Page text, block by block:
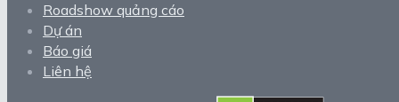
Roadshow quảng cáo
Dự án
Báo giá
Liên hệ